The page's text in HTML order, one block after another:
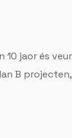
jaor és
B